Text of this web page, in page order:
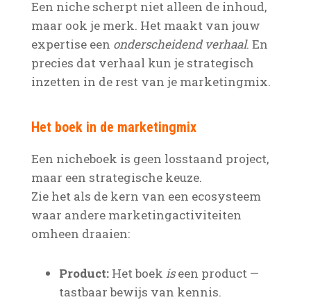
Een niche scherpt niet alleen de inhoud,
maar ook je merk. Het maakt van jouw
expertise een onderscheidend verhaal. En
precies dat verhaal kun je strategisch
inzetten in de rest van je marketingmix.
Het boek in de marketingmix
Een nicheboek is geen losstaand project,
maar een strategische keuze.
Zie het als de kern van een ecosysteem
waar andere marketingactiviteiten
omheen draaien:
Product:Het boek iseen product —
tastbaar bewijs van kennis.